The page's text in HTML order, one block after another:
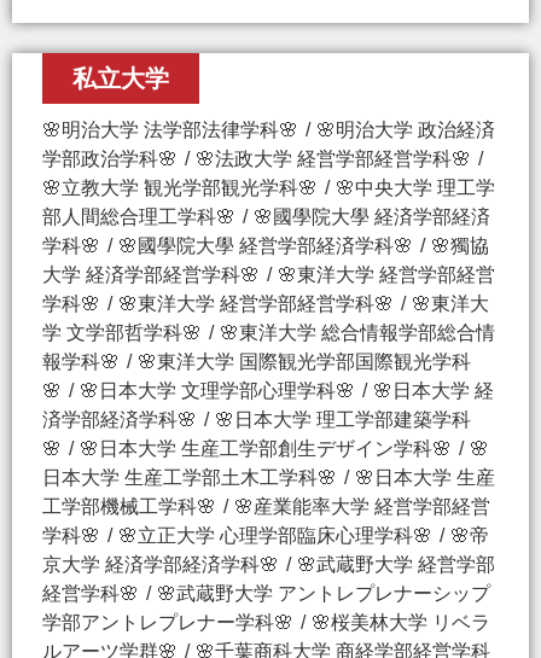
私立大学
🌸明治大学 法学部法律学科🌸
🌸明治大学 政治経済
学部政治学科🌸
🌸法政大学 経営学部経営学科🌸
🌸立教大学 観光学部観光学科🌸
🌸中央大学 理工学
部人間総合理工学科🌸
🌸國學院大學 経済学部経済
学科🌸
🌸國學院大學 経営学部経済学科🌸
🌸獨協
大学 経済学部経営学科🌸
🌸東洋大学 経営学部経営
学科🌸
🌸東洋大学 経営学部経営学科🌸
🌸東洋大
学 文学部哲学科🌸
🌸東洋大学 総合情報学部総合情
報学科🌸
🌸東洋大学 国際観光学部国際観光学科
🌸
🌸日本大学 文理学部心理学科🌸
🌸日本大学 経
済学部経済学科🌸
🌸日本大学 理工学部建築学科
🌸
🌸日本大学 生産工学部創生デザイン学科🌸
🌸
日本大学 生産工学部土木工学科🌸
🌸日本大学 生産
工学部機械工学科🌸
🌸産業能率大学 経営学部経営
学科🌸
🌸立正大学 心理学部臨床心理学科🌸
🌸帝
京大学 経済学部経済学科🌸
🌸武蔵野大学 経営学部
経営学科🌸
🌸武蔵野大学 アントレプレナーシップ
学部アントレプレナー学科🌸
🌸桜美林大学 リベラ
ルアーツ学群🌸
🌸千葉商科大学 商経学部経営学科